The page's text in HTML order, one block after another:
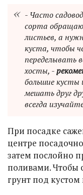
- Часто
сорта
листьев, а
куста, чтобы
переделывать
хосты, -
большие
мешать друг
всегда
При посадке
центре
затем послойно
поливами. Чтобы
грунт под